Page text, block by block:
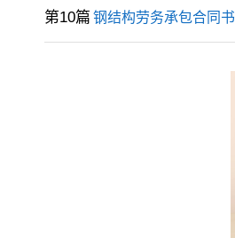
第10篇 钢结构劳务承包合同书